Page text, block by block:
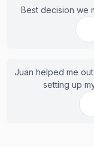
Best decision we
Juan helped me
setting up